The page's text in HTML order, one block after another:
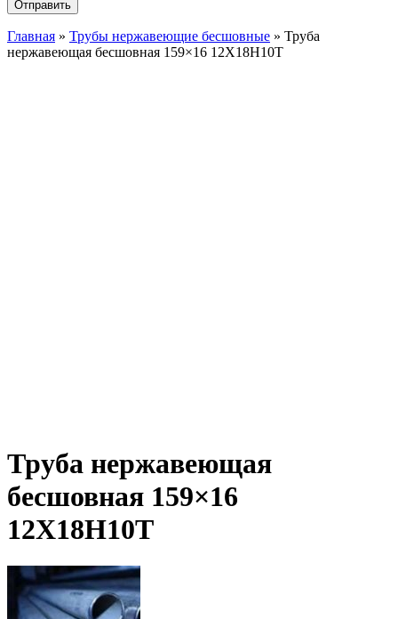
Главная » Трубы нержавеющие бесшовные » Труба
нержавеющая бесшовная 159×16 12X18Н10Т
Труба нержавеющая
бесшовная 159×16
12X18Н10Т